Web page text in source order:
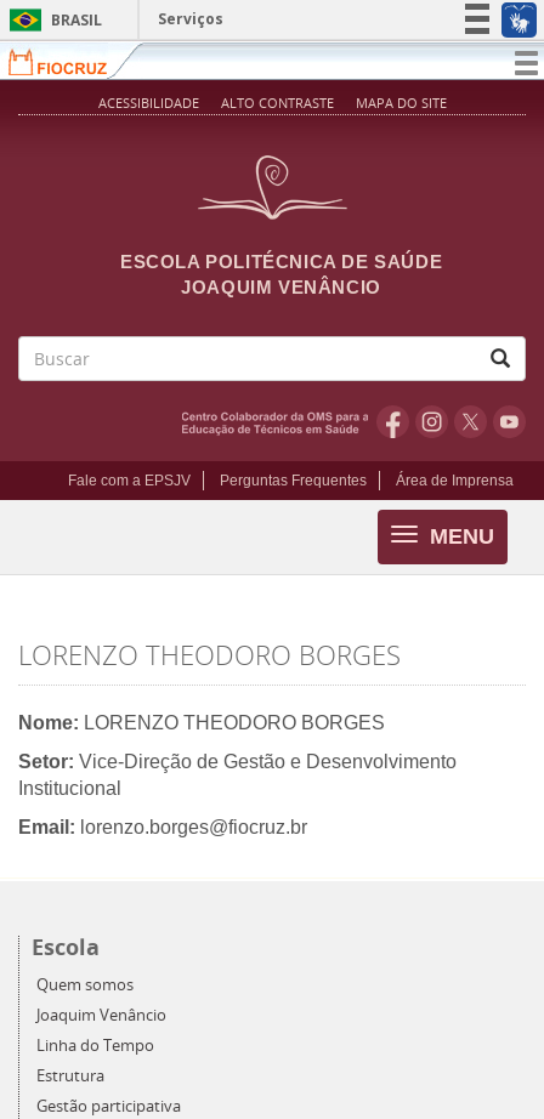
Pular para o conteúdo principal
BRASIL
Serviços
Simplifique!
Participe
ACESSIBILIDADE ALTO CONTRASTE MAPA DO SITE
ESCOLA POLITÉCNICA DE SAÚDE
JOAQUIM VENÂNCIO
Fale com a EPSJV Perguntas Frequentes Área de Imprensa
MENU
Toggle
navigation
LORENZO THEODORO BORGES
Nome: LORENZO THEODORO BORGES
Setor: Vice-Direção de Gestão e Desenvolvimento
Institucional
Email: lorenzo.borges@fiocruz.br
Escola
Quem somos
Joaquim Venâncio
Linha do Tempo
Estrutura
Gestão participativa